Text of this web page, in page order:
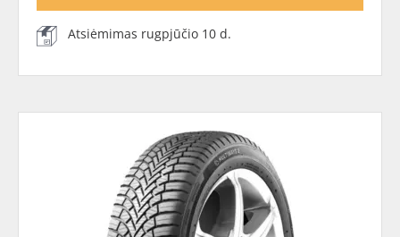
Atsiėmimas rugpjūčio 10 d.